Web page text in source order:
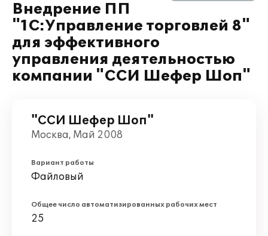
Внедрение ПП
"1С:Управление торговлей 8"
для эффективного
управления деятельностью
компании "ССИ Шефер Шоп"
"ССИ Шефер Шоп"
Москва, Май 2008
Вариант работы
Файловый
Общее число автоматизированных рабочих мест
25